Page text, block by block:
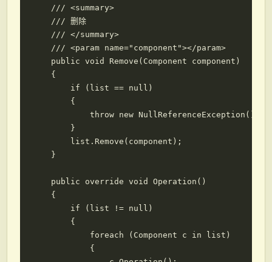
    /// <summary>
    /// 删除
    /// </summary>
    /// <param name="component"></param>
    public void Remove(Component component)
    {
        if (list == null)
        {
            throw new NullReferenceException();
        }
        list.Remove(component);
    }
    public override void Operation()
    {
        if (list != null)
        {
            foreach (Component c in list)
            {